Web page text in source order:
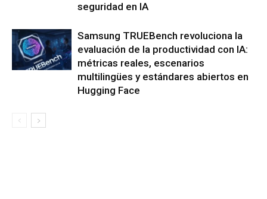
seguridad en IA
Samsung TRUEBench revoluciona la
evaluación de la productividad con IA:
métricas reales, escenarios
multilingües y estándares abiertos en
Hugging Face